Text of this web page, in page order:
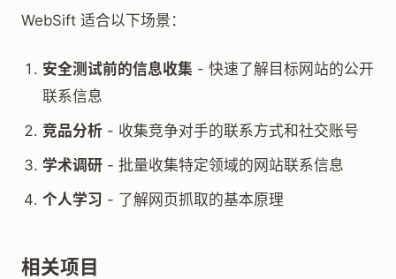
WebSift 适合以下场景：
安全测试前的信息收集 - 快速了解目标网站的公开
联系信息
竞品分析 - 收集竞争对手的联系方式和社交账号
学术调研 - 批量收集特定领域的网站联系信息
个人学习 - 了解网页抓取的基本原理
相关项目